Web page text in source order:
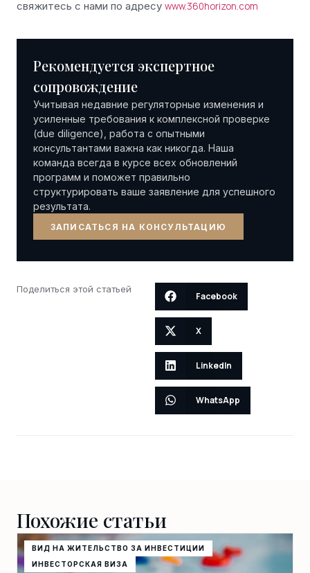
свяжитесь с нами по адресу www.360horizon.com
Рекомендуется экспертное
сопровождение
Учитывая недавние регуляторные изменения и
усиленные требования к комплексной проверке
(due diligence), работа с опытными
консультантами важна как никогда. Наша
команда всегда в курсе всех обновлений
программ и поможет правильно
структурировать ваше заявление для успешного
результата.
ЗАПИСАТЬСЯ НА КОНСУЛЬТАЦИЮ
Поделиться этой статьей
Facebook
X
LinkedIn
WhatsApp
Похожие статьи
ВИД НА ЖИТЕЛЬСТВО ЗА ИНВЕСТИЦИИ
ИНВЕСТОРСКАЯ ВИЗА